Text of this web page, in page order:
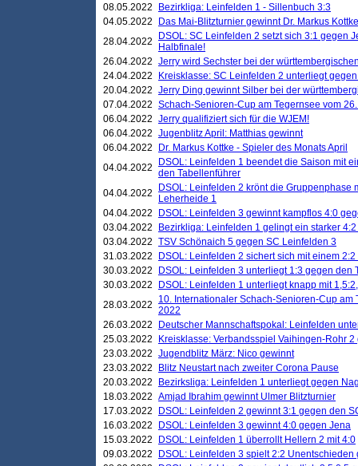
08.05.2022
Bezirkliga: Leinfelden 1 - Sillenbuch 3:3
04.05.2022
Das Mai-Blitzturnier gewinnt Dr. Markus
28.04.2022
DSOL: SC Leinfelden 2 setzt sich 3:1 gegen
Halbfinale!
26.04.2022 Jerry wird Sechster bei der
24.04.2022
Kreisklasse: SC Leinfelden 2 unterliegt
20.04.2022 Jerry Ding gewinnt Silber bei der
07.04.2022 Schach-Senioren-Cup am Tegernsee vom
06.04.2022 Jerry qualifiziert sich für die WJEM!
06.04.2022 Jugenblitz April: Matthias gewinnt
06.04.2022
Dr. Markus Kottke - Spieler des Monats April
04.04.2022
DSOL: Leinfelden 1 beendet die Saison mit
den Tabellenführer
04.04.2022
DSOL: Leinfelden 2 krönt die Gruppenphase
Leherheide 1
04.04.2022
DSOL: Leinfelden 3 gewinnt kampflos 4:0
03.04.2022
Bezirkliga: Leinfelden 1 gelingt ein starker
03.04.2022 TSV Schönaich 5 gegen SC Leinfelden 3
31.03.2022
DSOL: Leinfelden 2 sichert sich mit einem
30.03.2022
DSOL: Leinfelden 3 unterliegt 1:3 gegen den
30.03.2022
DSOL: Leinfelden 1 unterliegt knapp mit
28.03.2022
10. Internationaler Schach-Senioren-Cup am
2022
26.03.2022
Deutscher Mannschaftspokal: Leinfelden
25.03.2022
Kreisklasse: Verbandsspiel Vaihingen-Rohr
23.03.2022 Jugendblitz März: Nico gewinnt
23.03.2022
Blitz Neustart nach zweiter Corona Pause
20.03.2022
Bezirksliga: Leinfelden 1 unterliegt gegen
18.03.2022 Amjad Ibrahim gewinnt Ulmer Blitzturnier
17.03.2022
DSOL: Leinfelden 2 gewinnt 3:1 gegen den
16.03.2022
DSOL: Leinfelden 3 gewinnt 4:0 gegen Jena
15.03.2022
DSOL: Leinfelden 1 überrollt Hellern 2 mit 4:0
09.03.2022
DSOL: Leinfelden 3 spielt 2:2 Unentschieden